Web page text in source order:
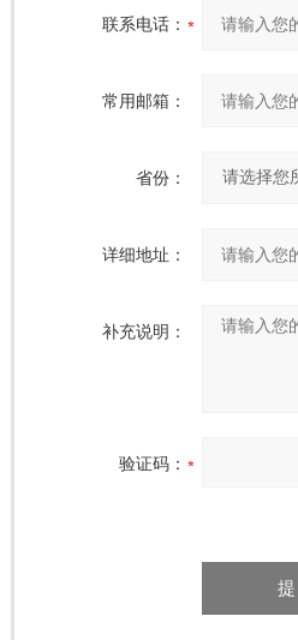
联系电话：
常用邮箱：
省份：
详细地址：
补充说明：
验证码：